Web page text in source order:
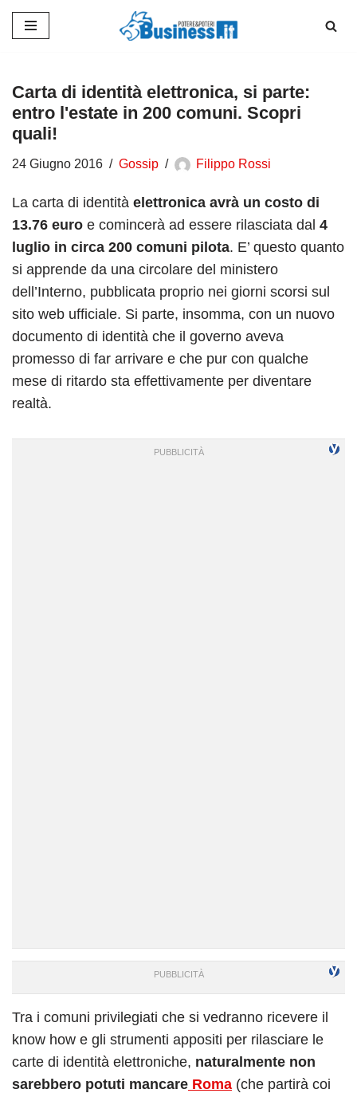
contenuto
Carta di identità elettronica, si parte:
entro l'estate in 200 comuni. Scopri
quali!
24 Giugno 2016 Gossip Filippo Rossi
La carta di identità elettronica avrà un costo di
13.76 euro e comincerà ad essere rilasciata dal 4
luglio in circa 200 comuni pilota. E’ questo quanto
si apprende da una circolare del ministero
dell’Interno, pubblicata proprio nei giorni scorsi sul
sito web ufficiale. Si parte, insomma, con un nuovo
documento di identità che il governo aveva
promesso di far arrivare e che pur con qualche
mese di ritardo sta effettivamente per diventare
realtà.
Tra i comuni privilegiati che si vedranno ricevere il
know how e gli strumenti appositi per rilasciare le
carte di identità elettroniche, naturalmente non
sarebbero potuti mancare Roma (che partirà coi